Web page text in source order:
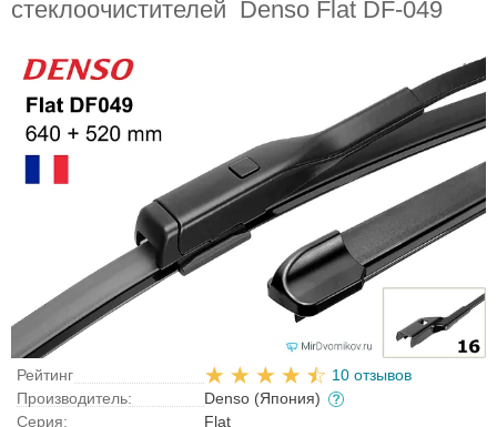
стеклоочистителей Denso Flat DF-049
Рейтинг
10 отзывов
Производитель:
Denso (Япония)
Серия:
Flat